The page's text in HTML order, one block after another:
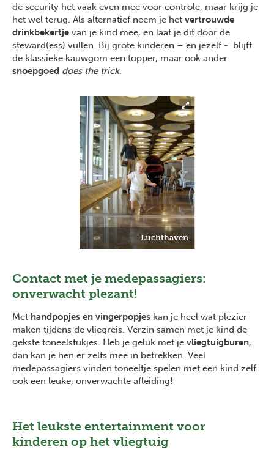
de security het vaak even mee voor controle, maar krijg je
het wel terug. Als alternatief neem je het vertrouwde
drinkbekertje van je kind mee, en laat je dit door de
steward(ess) vullen. Bij grote kinderen – en jezelf - blijft
de klassieke kauwgom een topper, maar ook ander
snoepgoed does the trick.
Luchthaven
Contact met je medepassagiers:
onverwacht plezant!
Met handpopjes en vingerpopjes kan je heel wat plezier
maken tijdens de vliegreis. Verzin samen met je kind de
gekste toneelstukjes. Heb je geluk met je vliegtuigburen,
dan kan je hen er zelfs mee in betrekken. Veel
medepassagiers vinden toneeltje spelen met een kind zelf
ook een leuke, onverwachte afleiding!
Het leukste entertainment voor
kinderen op het vliegtuig